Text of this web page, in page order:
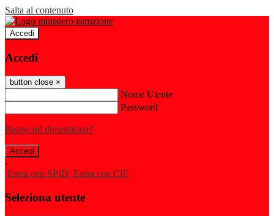
Salta al contenuto
Accedi
Accedi
button close ×
Nome Utente
Password
Password dimenticata?
-
Entra con SPID Entra con CIE
Seleziona utente